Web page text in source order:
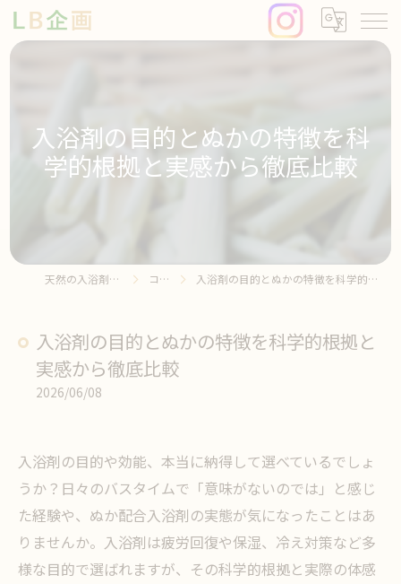
入浴剤の目的とぬかの特徴を科
学的根拠と実感から徹底比較
天然の入浴剤ならLB企画 コラム 入浴剤の目的とぬかの特徴を科学的根拠と実感から徹底比較
入浴剤の目的とぬかの特徴を科学的根拠と
実感から徹底比較
2026/06/08
入浴剤の目的や効能、本当に納得して選べているでしょ
うか？日々のバスタイムで「意味がないのでは」と感じ
た経験や、ぬか配合入浴剤の実態が気になったことはあ
りませんか。入浴剤は疲労回復や保湿、冷え対策など多
様な目的で選ばれますが、その科学的根拠と実際の体感